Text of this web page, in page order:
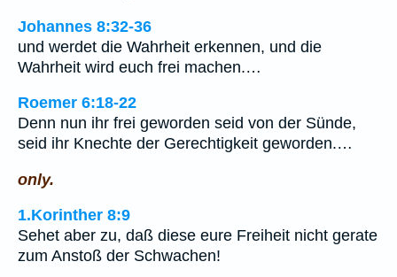
Johannes 8:32-36
und werdet die Wahrheit erkennen, und die
Wahrheit wird euch frei machen.…
Roemer 6:18-22
Denn nun ihr frei geworden seid von der Sünde,
seid ihr Knechte der Gerechtigkeit geworden.…
only.
1.Korinther 8:9
Sehet aber zu, daß diese eure Freiheit nicht gerate
zum Anstoß der Schwachen!